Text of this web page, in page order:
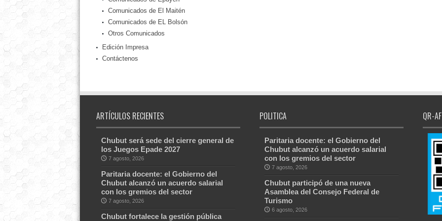
Comunicados de El Maitén
Comunicados de EL Bolsón
Otros Comunicados
Edición Impresa
Contáctenos
ARTÍCULOS RECIENTES
Chubut será sede del cierre general de
los Juegos Epade 2027
7 agosto, 2026
Paritaria docente: el Gobierno del
Chubut alcanzó un acuerdo salarial
con los gremios del sector
7 agosto, 2026
Chubut fortalece la gestión pública
POLITICA
Paritaria docente: el Gobierno del
Chubut alcanzó un acuerdo salarial
con los gremios del sector
7 agosto, 2026
Chubut participó de una nueva
Asamblea del Consejo Federal de
Turismo
6 agosto, 2026
QR-